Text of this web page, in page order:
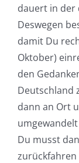
dauert in der
Deswegen
damit Du
Oktober)
den
Deutschland
dann an Ort
Du musst